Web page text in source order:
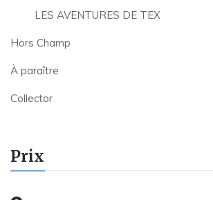
LES AVENTURES DE TEX
Hors Champ
À paraître
Collector
Prix